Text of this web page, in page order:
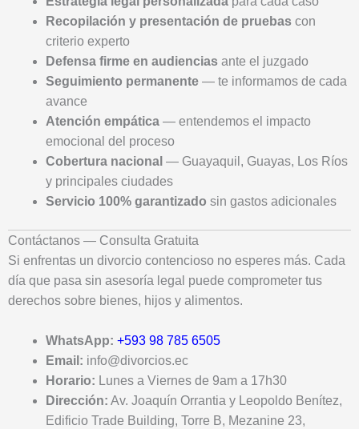
Recopilación y presentación de pruebascon
criterio experto
Defensa firme en audienciasante el juzgado
Seguimiento permanente— te informamos de cada
avance
Atención empática— entendemos el impacto
emocional del proceso
Cobertura nacional — Guayaquil, Guayas, Los Ríos
y principales ciudades
Servicio 100% garantizado sin gastos adicionales
Contáctanos — Consulta Gratuita
Si enfrentas un divorcio contencioso no esperes más. Cada
día que pasa sin asesoría legal puede comprometer tus
derechos sobre bienes, hijos y alimentos.
WhatsApp: +593 98 785 6505
Email: info@divorcios.ec
Horario: Lunes a Viernes de 9am a 17h30
Dirección: Av. Joaquín Orrantia y Leopoldo Benítez,
Edificio Trade Building, Torre B, Mezanine 23,